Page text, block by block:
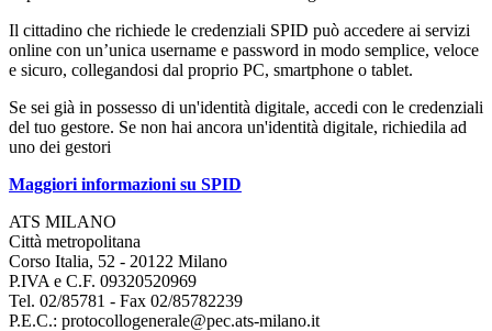
Il cittadino che richiede le credenziali SPID può accedere ai servizi
online con un’unica username e password in modo semplice, veloce
e sicuro, collegandosi dal proprio PC, smartphone o tablet.
Se sei già in possesso di un'identità digitale, accedi con le credenziali
del tuo gestore. Se non hai ancora un'identità digitale, richiedila ad
uno dei gestori
Maggiori informazioni su SPID
ATS MILANO
Città metropolitana
Corso Italia, 52 - 20122 Milano
P.IVA e C.F. 09320520969
Tel. 02/85781 - Fax 02/85782239
P.E.C.: protocollogenerale@pec.ats-milano.it